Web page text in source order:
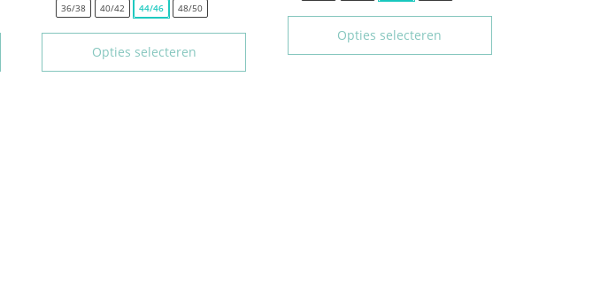
Opties selecteren
36/38 40/42 44/46 48/50
Opties selecteren